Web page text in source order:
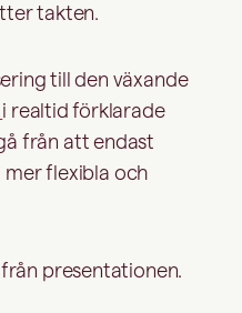
takten.
till den växande
i realtid förklarade
från att endast
flexibla och
presentationen.